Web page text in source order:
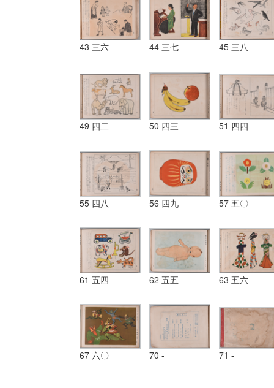
43 三六 44 三七 45 三八
49 四二 50 四三 51 四四
55 四八 56 四九 57 五〇
61 五四 62 五五 63 五六
67 六〇 70 - 71 -